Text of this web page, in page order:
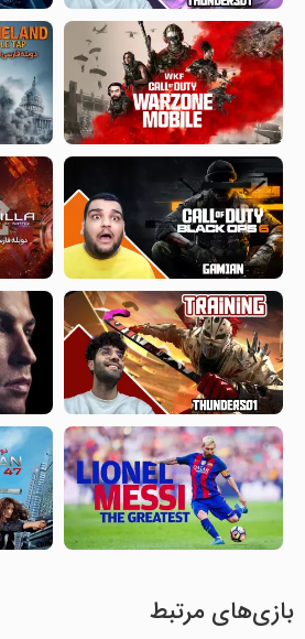
بازی‌های مرتبط